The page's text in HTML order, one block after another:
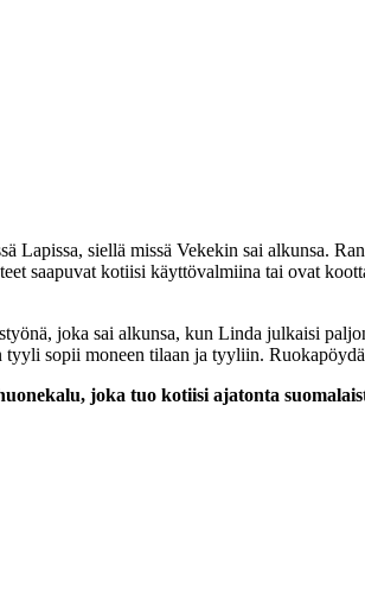
Lapissa, siellä missä Vekekin sai alkunsa.
saapuvat kotiisi käyttövalmiina tai ovat
joka sai alkunsa, kun Linda julkaisi
sopii moneen tilaan ja tyyliin.
joka tuo kotiisi ajatonta